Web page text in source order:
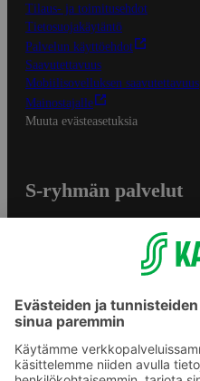
Tilaus- ja toimitusehdot
Tietosuojakäytäntö
Palvelun käyttöehdot
Saavutettavuus
Mobiilisovelluksen saavutettavuus
Mainostajalle
Muuta evästeasetuksia
S-ryhmän palvelut
S-ostoslista -sovellus
Prisma.fi
Sokos.fi
S-Pankki